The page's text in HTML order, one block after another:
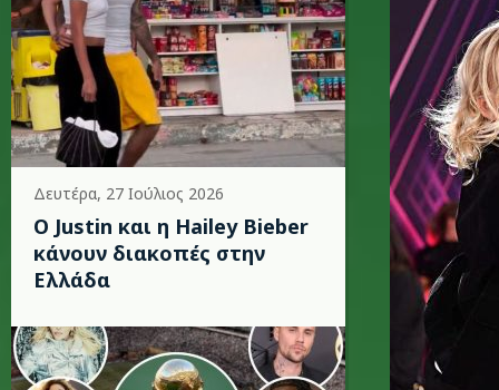
Δευτέρα, 27 Ιούλιος 2026
Ο Justin και η Hailey Bieber
κάνουν διακοπές στην
Ελλάδα